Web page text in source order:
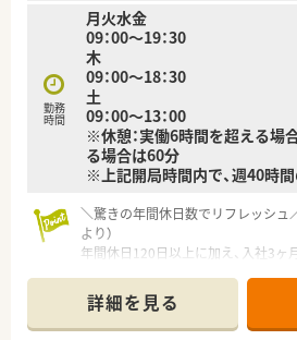
万円程度からスタートです。
■20代のご経験者で年俸500万円程
一つの目安となります。
■今回の募集では、ご経験やスキル
までを想定しています。
勤務
時間
月火水金
09：00～19：30
木
09：00～18：30
土
09：00～13：00
※休憩：実働6時間を超える場
る場合は60分
※上記開局時間内で、週40時
＼驚きの年間休日数でリフレッシュ
より）
年間休日120日以上に加え、入社3ヶ
以上の休みが叶う超優良環境ですよ。
＊------------------------------------------＊
詳細を見る